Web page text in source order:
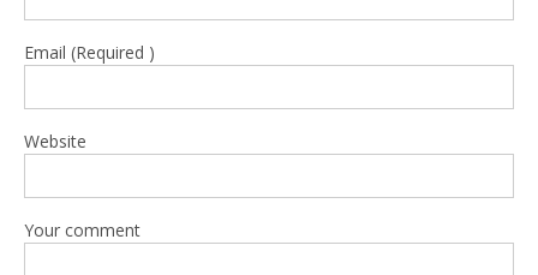
Email (Required )
Website
Your comment